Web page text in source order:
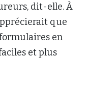
dit-elle. À
que
en
et plus